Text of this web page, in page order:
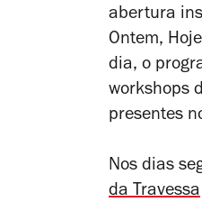
abertura
Ontem,
dia, o
workshops
presentes
Nos dias
da Travessa